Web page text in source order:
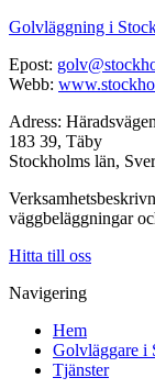
Golvläggning i
Epost:
Webb:
Adress: Häradsvägen
183 39, Täby
Stockholms län,
väggbeläggningar
Hitta till oss
Navigering
Hem
Golvläggare i
Tjänster